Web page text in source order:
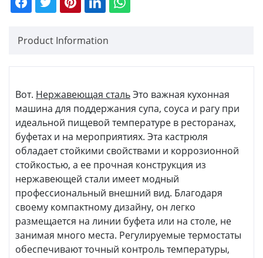
Product Information
Вот. Нержавеющая стальЭто важная кухонная
машина для поддержания супа, соуса и рагу при
идеальной пищевой температуре в ресторанах,
буфетах и на мероприятиях. Эта кастрюля
обладает стойкими свойствами и коррозионной
стойкостью, а ее прочная конструкция из
нержавеющей стали имеет модный
профессиональный внешний вид. Благодаря
своему компактному дизайну, он легко
размещается на линии буфета или на столе, не
занимая много места. Регулируемые термостаты
обеспечивают точный контроль температуры,